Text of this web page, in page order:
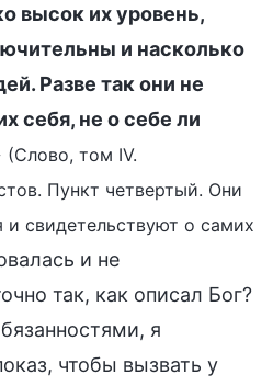
высок их уровень,
и насколько
Разве так они не
себя, не о себе ли
(Слово, том IV.
Пункт четвертый. Они
свидетельствуют о самих
и не
так, как описал Бог?
я
чтобы вызвать у